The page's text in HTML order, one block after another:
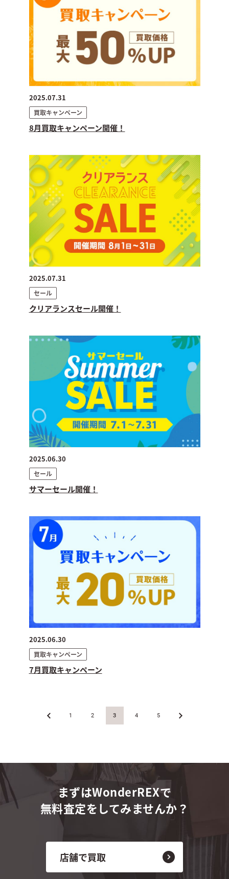
2025.07.31
買取キャンペーン
8月買取キャンペーン開催！
2025.07.31
セール
クリアランスセール開催！
2025.06.30
セール
サマーセール開催！
2025.06.30
買取キャンペーン
7月買取キャンペーン
« 1 2 3 4 5 »
まずはWonderREXで
無料査定をしてみませんか？
店舗で買取